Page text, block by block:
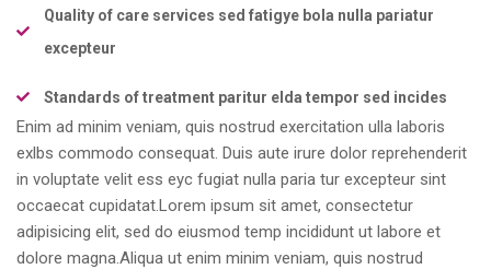
Quality of care services sed fatigye bola nulla pariatur
excepteur
Standards of treatment paritur elda tempor sed incides
Enim ad minim veniam, quis nostrud exercitation ulla laboris
exlbs commodo consequat. Duis aute irure dolor reprehenderit
in voluptate velit ess eyc fugiat nulla paria tur excepteur sint
occaecat cupidatat.Lorem ipsum sit amet, consectetur
adipisicing elit, sed do eiusmod temp incididunt ut labore et
dolore magna.Aliqua ut enim minim veniam, quis nostrud